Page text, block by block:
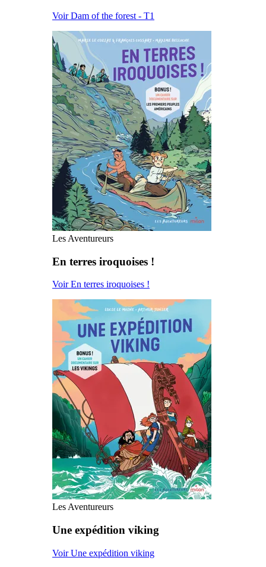
Voir Dam of the forest - T1
Les Aventureurs
En terres iroquoises !
Voir En terres iroquoises !
Les Aventureurs
Une expédition viking
Voir Une expédition viking